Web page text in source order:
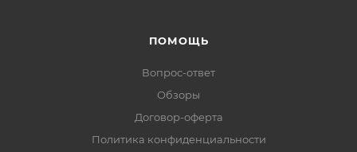
ПОМОЩЬ
Вопрос-ответ
Обзоры
Договор-оферта
Политика конфиденциальности